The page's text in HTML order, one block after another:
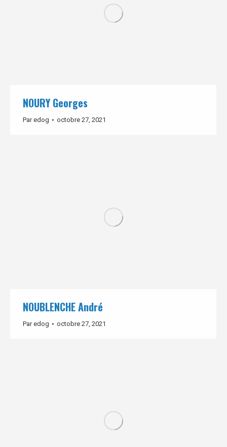
NOURY Georges
Paredog octobre 27, 2021
NOUBLENCHE André
Paredog octobre 27, 2021